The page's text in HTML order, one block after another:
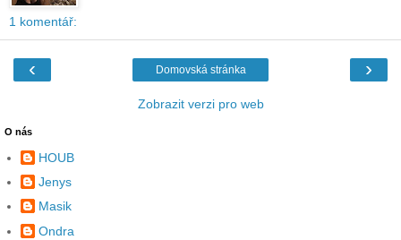
1 komentář:
‹ ›
Domovská stránka
Zobrazit verzi pro web
O nás
HOUB
Jenys
Masik
Ondra